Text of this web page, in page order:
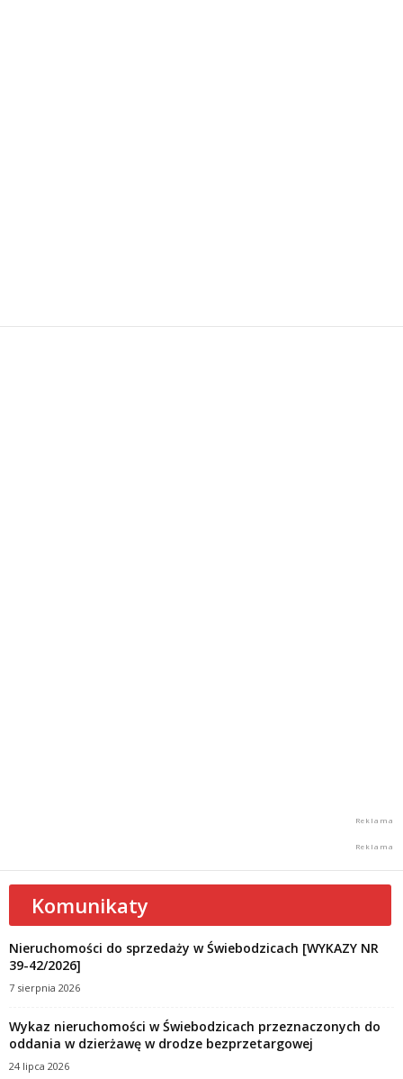
Komunikaty
Nieruchomości do sprzedaży w Świebodzicach [WYKAZY NR
39-42/2026]
7 sierpnia 2026
Wykaz nieruchomości w Świebodzicach przeznaczonych do
oddania w dzierżawę w drodze bezprzetargowej
24 lipca 2026